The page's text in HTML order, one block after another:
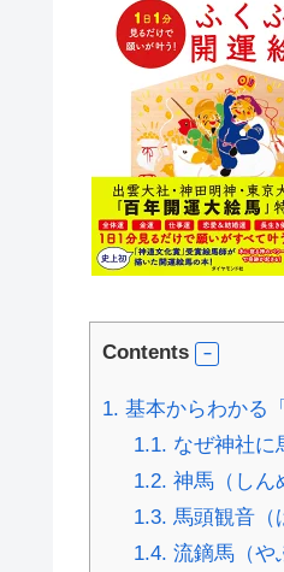
Contents
1. 基本からわかる
1.1. なぜ神社に
1.2. 神馬（しん
1.3. 馬頭観音（
1.4. 流鏑馬（や